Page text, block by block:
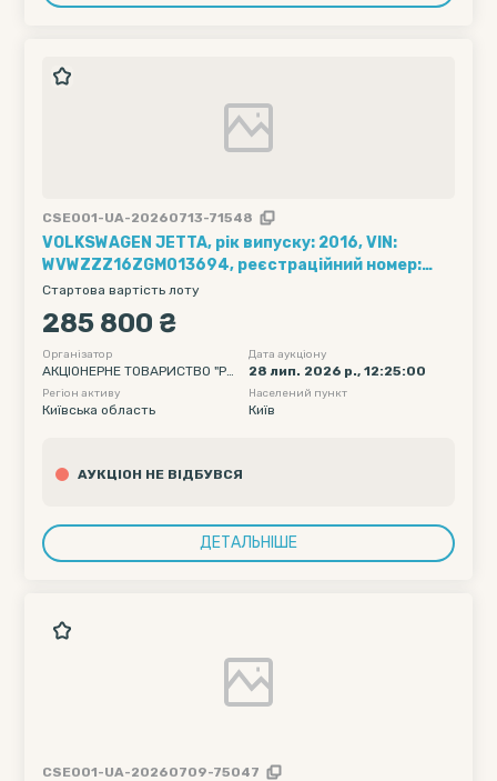
CSE001-UA-20260713-71548
VOLKSWAGEN JETTA, рік випуску: 2016, VIN:
WVWZZZ16ZGM013694, реєстраційний номер:
АА8321РК
Стартова вартість лоту
285 800 ₴
Організатор
АКЦІОНЕРНЕ ТОВАРИСТВО "РА
ЙФФАЙЗЕН БАНК"
Дата аукціону
28 лип. 2026 р., 12:25:00
Регіон активу
Київська область
Населений пункт
Київ
АУКЦІОН НЕ ВІДБУВСЯ
ДЕТАЛЬНІШЕ
CSE001-UA-20260709-75047